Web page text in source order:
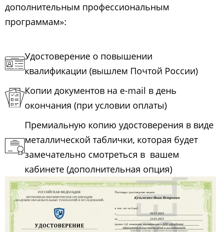
дополнительным профессиональным
программам»:
Удостоверение о повышении
квалификации (вышлем Почтой России)
Копии документов на e-mail в день
окончания (при условии оплаты)
Премиальную копию удостоверения в виде
металлической таблички, которая будет
замечательно смотреться в вашем
кабинете (дополнительная опция)